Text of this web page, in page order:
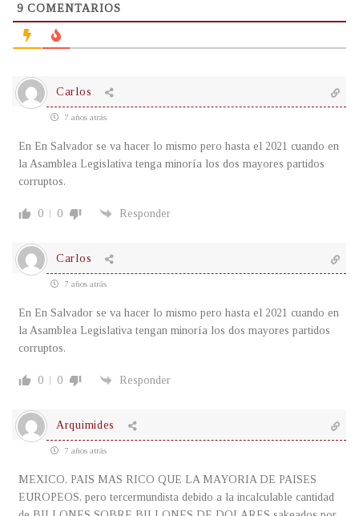
9 COMENTARIOS
Carlos
7 años atrás
En En Salvador se va hacer lo mismo pero hasta el 2021 cuando en
la Asamblea Legislativa tenga minoría los dos mayores partidos
corruptos.
0 0 Responder
Carlos
7 años atrás
En En Salvador se va hacer lo mismo pero hasta el 2021 cuando en
la Asamblea Legislativa tengan minoría los dos mayores partidos
corruptos.
0 0 Responder
Arquimides
7 años atrás
MEXICO, PAIS MAS RICO QUE LA MAYORIA DE PAISES
EUROPEOS, pero tercermundista debido a la incalculable cantidad